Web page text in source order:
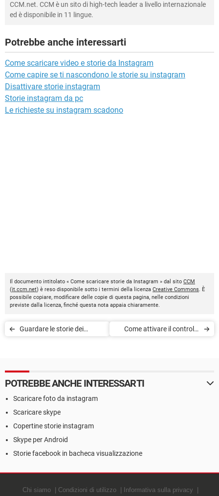
CCM.net. CCM è un sito di high-tech leader a livello internazionale
ed è disponibile in 11 lingue.
Potrebbe anche interessarti
Come scaricare video e storie da Instagram
Come capire se ti nascondono le storie su instagram
Disattivare storie instagram
Storie instagram da pc
Le richieste su instagram scadono
Il documento intitolato « Come scaricare storie da Instagram » dal sito CCM
(it.ccm.net) è reso disponibile sotto i termini della licenza Creative Commons. È
possibile copiare, modificare delle copie di questa pagina, nelle condizioni
previste dalla licenza, finché questa nota appaia chiaramente.
Guardare le storie dei
Come attivare il controllo
POTREBBE ANCHE INTERESSARTI
Scaricare foto da instagram
Scaricare skype
Copertine storie instagram
Skype per Android
Storie facebook in bacheca visualizzazione
Chi siamo Condizioni di utilizzo Informativa sulla privacy